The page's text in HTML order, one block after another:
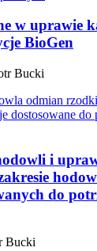
w uprawie
BioGen
Bucki
i
do
Bucki